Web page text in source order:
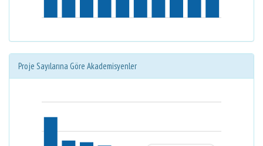
Proje Sayılarına Göre Akademisyenler